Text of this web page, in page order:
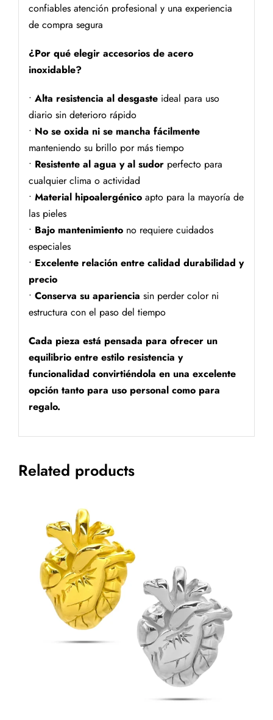
confiables atención profesional y una experiencia
de compra segura
¿Por qué elegir accesorios de acero
inoxidable?
• Alta resistencia al desgasteideal para uso
diario sin deterioro rápido
• No se oxida ni se mancha fácilmente
manteniendo su brillo por más tiempo
• Resistente al agua y al sudorperfecto para
cualquier clima o actividad
• Material hipoalergénicoapto para la mayoría de
las pieles
• Bajo mantenimientono requiere cuidados
especiales
• Excelente relación entre calidad durabilidad y
precio
• Conserva su apariencia sin perder color ni
estructura con el paso del tiempo
Cada pieza está pensada para ofrecer un
equilibrio entre estilo resistencia y
funcionalidad convirtiéndola en una excelente
opción tanto para uso personal como para
regalo.
Related products